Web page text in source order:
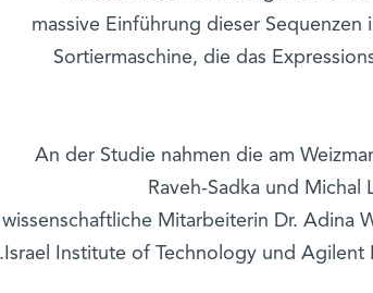
massive Einführung dieser
Sortiermaschine, die das
An der Studie nahmen die am
Raveh-Sadka und Michal
wissenschaftliche Mitarbeiterin Dr. Adina
Israel Institute of Technology und Agilent